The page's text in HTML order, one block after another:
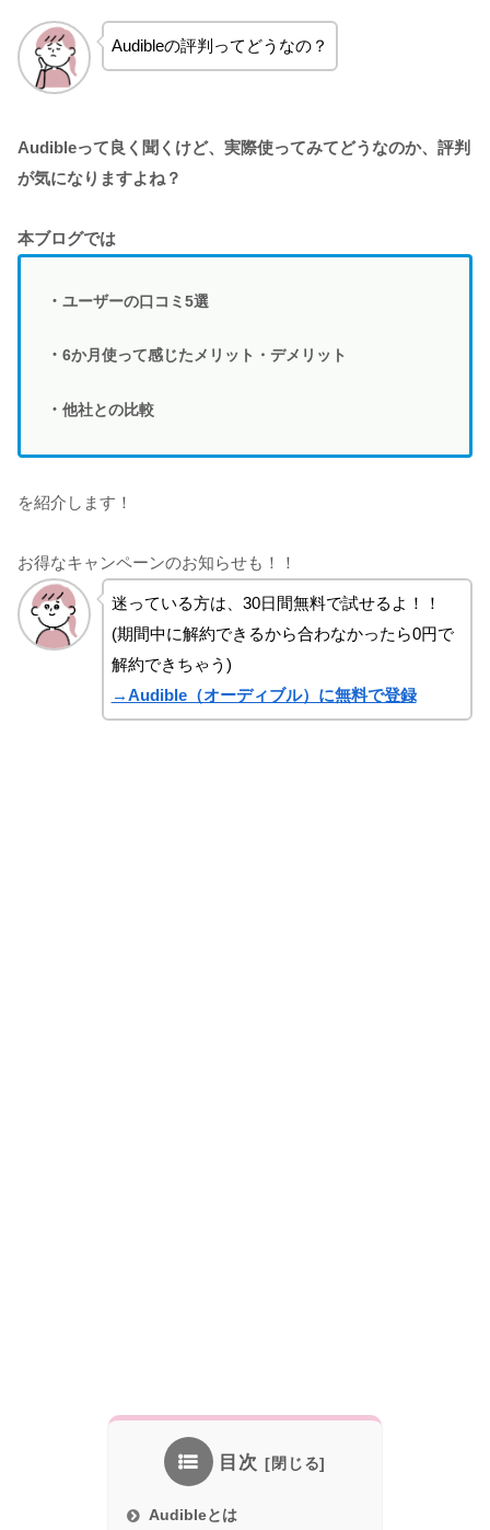
Audibleの評判ってどうなの？
Audibleって良く聞くけど、実際使ってみてどうなのか、評判
が気になりますよね？
本ブログでは
・ ユーザーの口コミ 5選
・ 6か月使って感じた メリット・デメリット
・ 他社との比較
を紹介します！
お得なキャンペーンのお知らせも！！
迷っている方は、30日間無料で試せるよ！！
(期間中に解約できるから合わなかったら0円で
解約できちゃう)
→Audible（オーディブル）に無料で登録
目次
Audibleとは